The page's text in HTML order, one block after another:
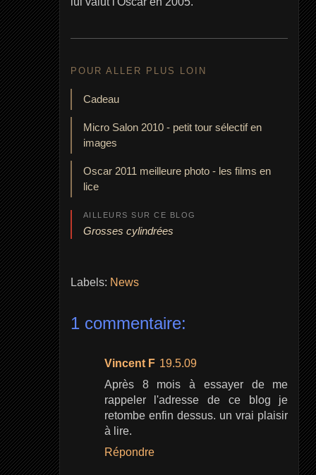
POUR ALLER PLUS LOIN
Cadeau
Micro Salon 2010 - petit tour sélectif en
images
Oscar 2011 meilleure photo - les films en
lice
AILLEURS SUR CE BLOG
Grosses cylindrées
Labels: News
1 commentaire:
Vincent F 19.5.09
Après 8 mois à essayer de me
rappeler l'adresse de ce blog je
retombe enfin dessus. un vrai plaisir
à lire.
Répondre